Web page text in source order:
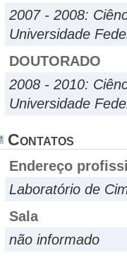
2007 - 2008:
Universidade
DOUTORADO
2008 - 2010:
Universidade
Contatos
Endereço
Laboratório de
Sala
não informado